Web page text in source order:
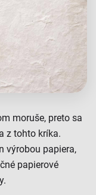
moruše, preto sa
z tohto kríka.
výrobou papiera,
papierové